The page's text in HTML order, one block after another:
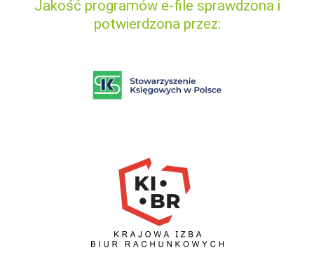
Jakość programów e-file sprawdzona i
potwierdzona przez: